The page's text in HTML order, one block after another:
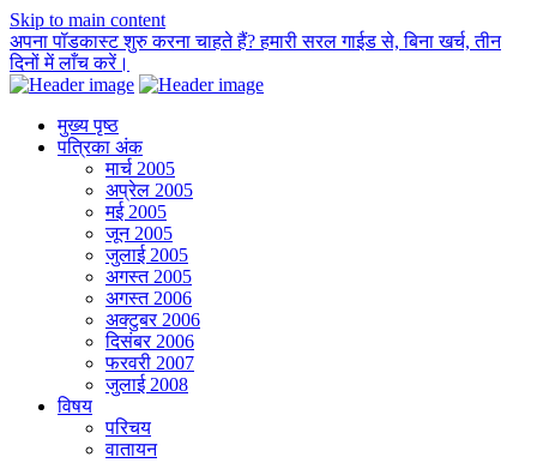
Skip to main content
अपना पॉडकास्ट शुरु करना चाहते हैं? हमारी सरल गाईड से, बिना खर्च, तीन
दिनों में लाँच करें।
मुख्य पृष्ठ
पत्रिका अंक
मार्च 2005
अप्रेल 2005
मई 2005
जून 2005
जुलाई 2005
अगस्त 2005
अगस्त 2006
अक्टुबर 2006
दिसंबर 2006
फरवरी 2007
जुलाई 2008
विषय
परिचय
वातायन